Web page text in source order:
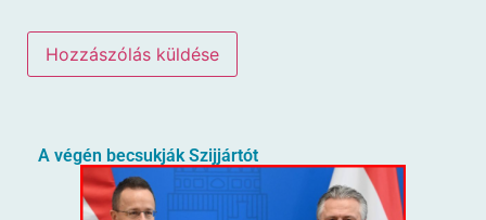
A végén becsukják Szijjártót